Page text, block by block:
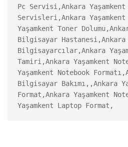
Pc Servisi,Ankara Yaşamkent
Servisleri,Ankara
Yaşamkent Toner
Bilgisayar Hastanesi,Ankara
Bilgisayarcılar,Ankara
Tamiri,Ankara Yaşamkent
Yaşamkent Notebook
Bilgisayar Bakımı,,Ankara
Format,Ankara Yaşamkent
Yaşamkent Laptop Format,